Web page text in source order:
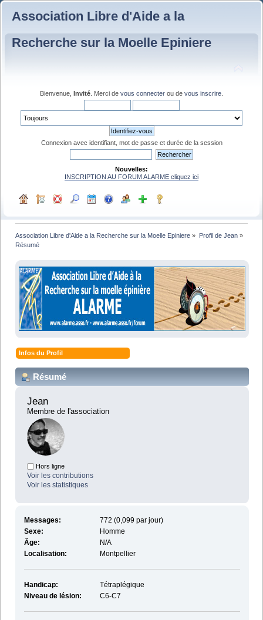
Association Libre d'Aide a la
Recherche sur la Moelle Epiniere
Bienvenue, Invité . Merci de vous connecter ou de vous inscrire
Connexion avec identifiant, mot de passe et durée de la session
Nouvelles:
INSCRIPTION AU FORUM ALARME cliquez ici
Association Libre d'Aide a la Recherche sur la Moelle Epiniere » Profil de Jean»
Résumé
Infos du Profil
Résumé
Jean
Membre de l'association
Hors ligne
Voir les contributions
Voir les statistiques
Messages:
772 (0,099 par jour)
Sexe:
Homme
Âge:
N/A
Localisation:
Montpellier
Handicap:
Tétraplégique
Niveau de lésion:
C6-C7